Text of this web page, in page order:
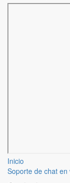
Inicio
Soporte de chat en